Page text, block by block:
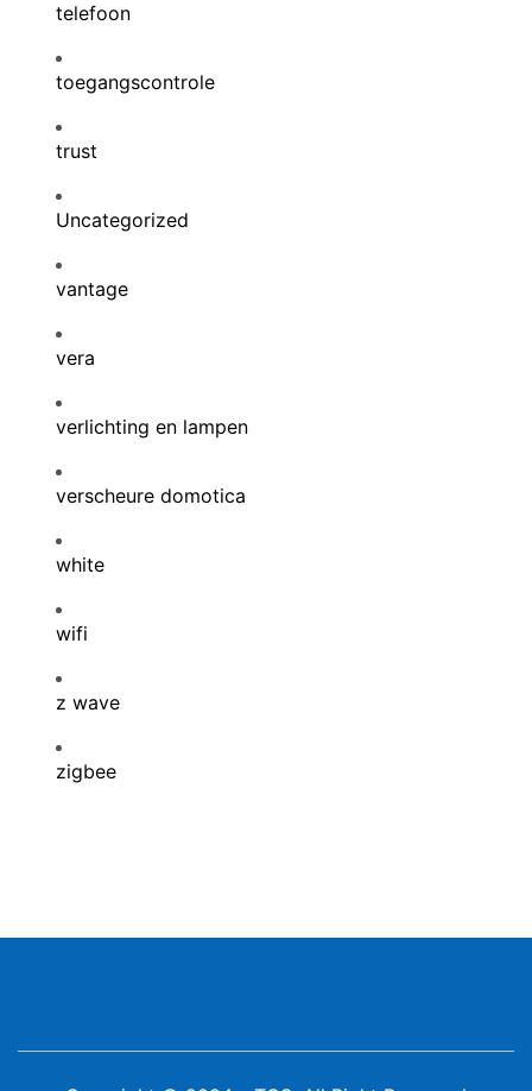
telefoon
toegangscontrole
trust
Uncategorized
vantage
vera
verlichting en lampen
verscheure domotica
white
wifi
z wave
zigbee